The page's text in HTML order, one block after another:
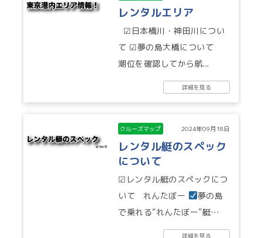
レンタルエリア
☑日本橋川・神田川につい
て ☑夢の島大橋について
潮位を確認してから航...
詳細を見る
クルーズマップ 2024年09月18日
レンタル艇のスペック
について
☑レンタル艇のスペックにつ
いて れんたぼー
夢の島
で乗れる“れんたぼー”艇
詳細を見る